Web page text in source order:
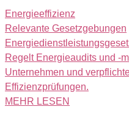
Energieeffizienz
Relevante Gesetzgebungen
Regelt Energieaudits und -
Unternehmen und
Effizienzprüfungen.
MEHR LESEN